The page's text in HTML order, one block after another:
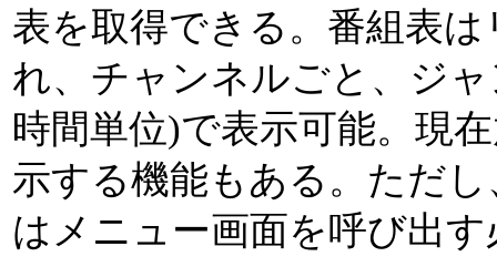
表を取得できる。番組表
れ、チャンネルごと、ジ
時間単位)で表示可能。現
示する機能もある。ただ
はメニュー画面を呼び出